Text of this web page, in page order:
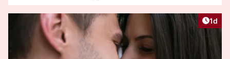
1d